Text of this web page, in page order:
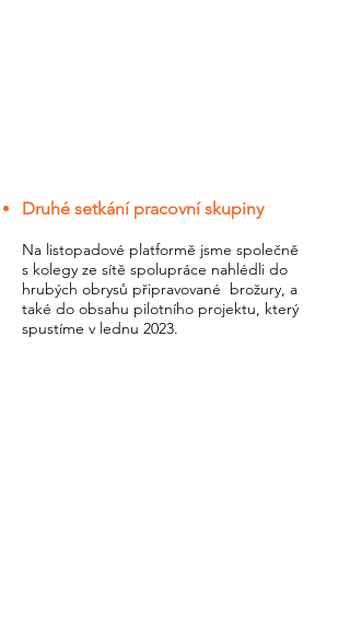
Druhé setkání pracovní skupiny
Na listopadové platformě jsme společně
s kolegy ze sítě spolupráce nahlédli do
hrubých obrysů připravované brožury, a
také do obsahu pilotního projektu, který
spustíme v lednu 2023.